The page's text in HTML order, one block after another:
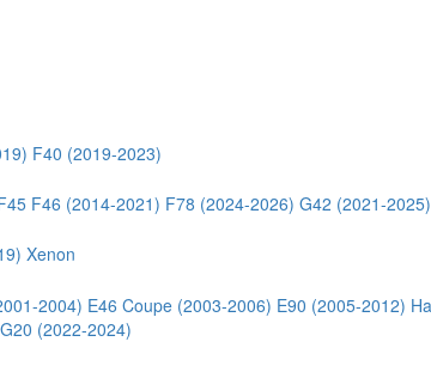
F40 (2019-2023)
F46 (2014-2021) F78 (2024-2026) G42 (2021-2025)
Xenon
2004) E46 Coupe (2003-2006) E90 (2005-2012)
G20 (2022-2024)